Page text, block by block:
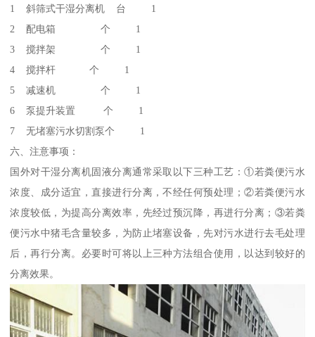
1 斜筛式干湿分离机 台 1
2 配电箱 个 1
3 搅拌架 个 1
4 搅拌杆 个 1
5 减速机 个 1
6 泵提升装置 个 1
7 无堵塞污水切割泵个 1
六、注意事项：
国外对干湿分离机固液分离通常采取以下三种工艺：①若粪便污水
浓度、成分适宜，直接进行分离，不经任何预处理；②若粪便污水
浓度较低，为提高分离效率，先经过预沉降，再进行分离；③若粪
便污水中猪毛含量较多，为防止堵塞设备，先对污水进行去毛处理
后，再行分离。必要时可将以上三种方法组合使用，以达到较好的
分离效果。